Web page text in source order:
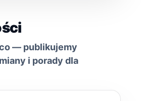
— publikujemy
i porady dla